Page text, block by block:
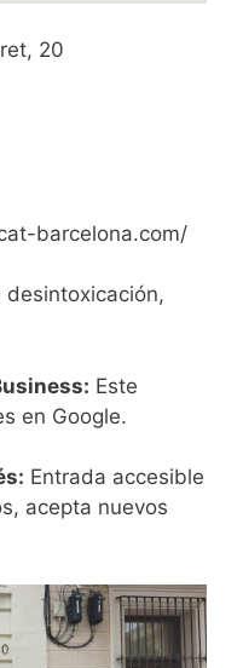
20
barcelona.com/
desintoxicación,
Este
en Google.
Entrada accesible
acepta nuevos